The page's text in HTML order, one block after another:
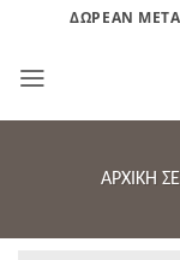
Μετάβαση
περιεχόμενο
ΔΩΡΕΑΝ
ΑΡΧΙΚΉ